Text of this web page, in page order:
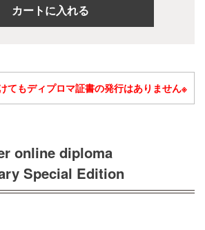
てもディプロマ証書の発行はありません※
online diploma
Special Edition